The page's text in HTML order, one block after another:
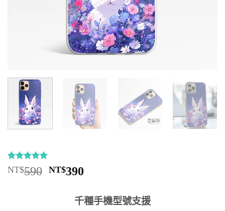
評分5/
5，已有
12
位
NT$590 原
NT$390
價
格：
千種手機型號支援